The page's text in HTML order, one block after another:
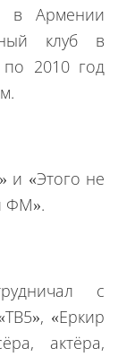
в Армении
клуб в
2010 год
и «Этого не
ФМ».
с
«Еркир
актёра,